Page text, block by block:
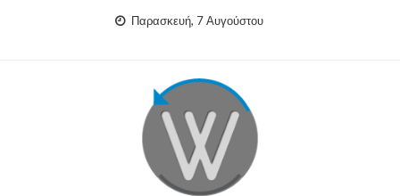
Παρασκευή, 7 Αυγούστου